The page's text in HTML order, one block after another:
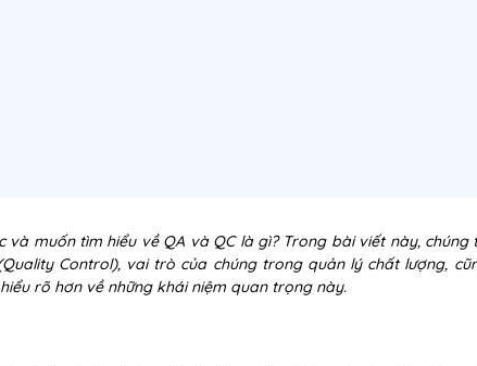
muốn tìm hiểu về QA và QC là gì? Trong bài viết này, chúng
Control), vai trò của chúng trong quản lý chất lượng,
rõ hơn về những khái niệm quan trọng này.